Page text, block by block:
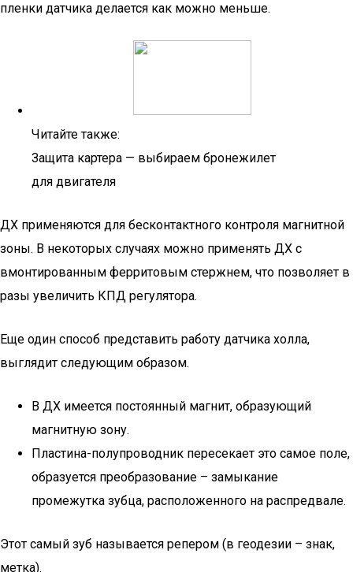
пленки датчика делается как можно меньше.
Читайте также:
Защита картера — выбираем бронежилет
для двигателя
ДХ применяются для бесконтактного контроля магнитной
зоны. В некоторых случаях можно применять ДХ с
вмонтированным ферритовым стержнем, что позволяет в
разы увеличить КПД регулятора.
Еще один способ представить работу датчика холла,
выглядит следующим образом.
В ДХ имеется постоянный магнит, образующий
магнитную зону.
Пластина-полупроводник пересекает это самое поле,
образуется преобразование – замыкание
промежутка зубца, расположенного на распредвале.
Этот самый зуб называется репером (в геодезии – знак,
метка).